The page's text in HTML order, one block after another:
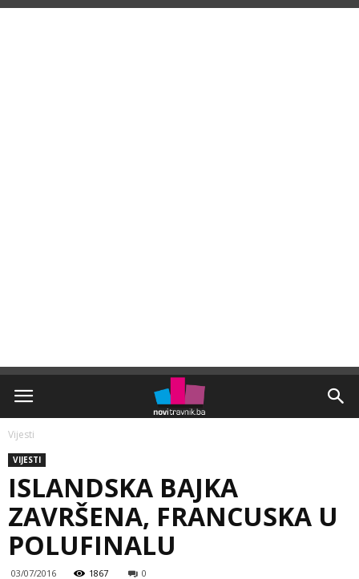
Vijesti
VIJESTI
ISLANDSKA BAJKA
ZAVRŠENA, FRANCUSKA U
POLUFINALU
03/07/2016 1867 0